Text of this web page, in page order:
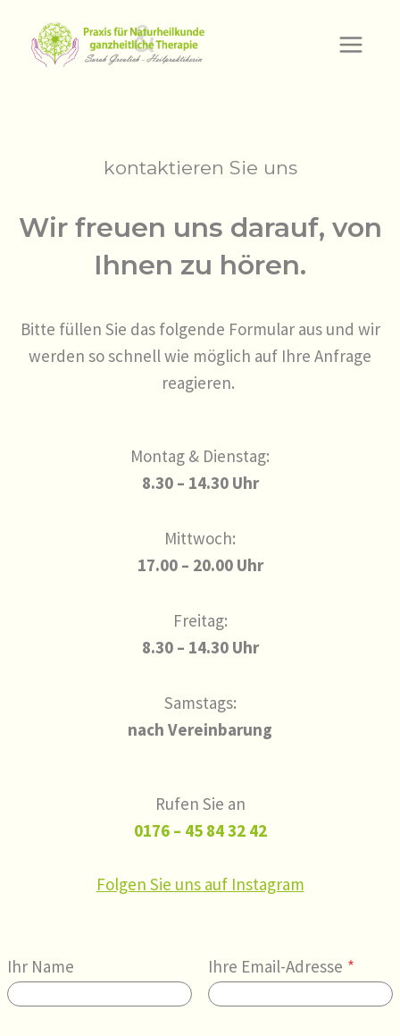
Inhalt
springen
kontaktieren Sie uns
Wir freuen uns darauf, von
Ihnen zu hören.
Bitte füllen Sie das folgende Formular aus und wir
werden so schnell wie möglich auf Ihre Anfrage
reagieren.
Montag & Dienstag:
8.30 – 14.30 Uhr
Mittwoch:
17.00 – 20.00 Uhr
Freitag:
8.30 – 14.30 Uhr
Samstags:
nach Vereinbarung
Rufen Sie an
0176 – 45 84 32 42
Folgen Sie uns auf Instagram
Ihr Name Ihre Email-Adresse *